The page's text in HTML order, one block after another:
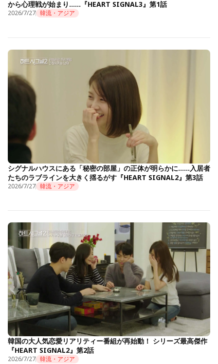
から心理戦が始まり……『HEART SIGNAL3』第1話
2026/7/27 韓流・アジア
シグナルハウスにある「秘密の部屋」の正体が明らかに……入居者
たちのラブラインを大きく揺るがす『HEART SIGNAL2』第3話
2026/7/27 韓流・アジア
韓国の大人気恋愛リアリティー番組が再始動！ シリーズ最高傑作
『HEART SIGNAL2』第2話
2026/7/27 韓流・アジア